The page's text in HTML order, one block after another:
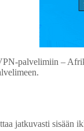
palvelimiin –
jatkuvasti sisään